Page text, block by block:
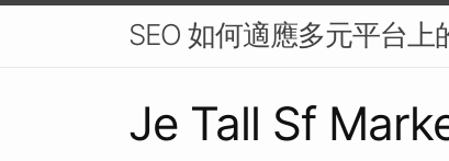
SEO 如何適應多元平台
Je Tall Sf